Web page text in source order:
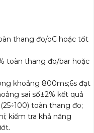
thang đo/oC hoặc tốt
toàn thang đo/bar hoặc
khoảng 800ms;6s đạt
sai số±2% kết quả
toàn thang đo;
kiểm tra khả năng